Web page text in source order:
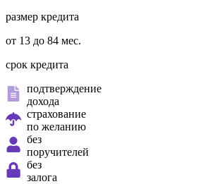
размер кредита
от 13 до 84 мес.
срок кредита
подтверждение
дохода
страхование
по желанию
без
поручителей
без
залога